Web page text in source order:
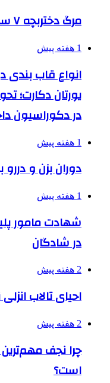
مرگ دختربچه ۷ ساله در پارک اسلامشهر
1 هفته پیش
انواع قاب بندی
یورتان دکارت؛
در دکوراسیون
1 هفته پیش
دوران بزن و
1 هفته پیش
شهادت مامور
در شادگان
2 هفته پیش
احیای تالاب
2 هفته پیش
چرا نجف
است؟